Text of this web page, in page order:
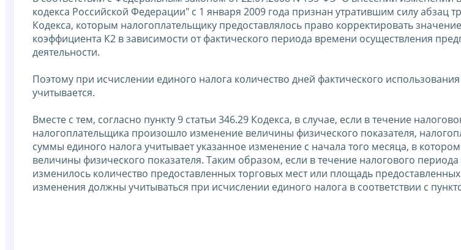
кодекса Российской Федерации" с 1 января 2009 года признан утратившим силу абзац
Кодекса, которым налогоплательщику предоставлялось право корректировать
коэффициента К2 в зависимости от фактического периода времени осуществления
деятельности.
Поэтому при исчислении единого налога количество дней фактического
учитывается.
Вместе с тем, согласно пункту 9 статьи 346.29 Кодекса, в случае, если в течение
налогоплательщика произошло изменение величины физического показателя,
суммы единого налога учитывает указанное изменение с начала того месяца, в
величины физического показателя. Таким образом, если в течение налогового
изменилось количество предоставленных торговых мест или площадь
изменения должны учитываться при исчислении единого налога в соответствии с